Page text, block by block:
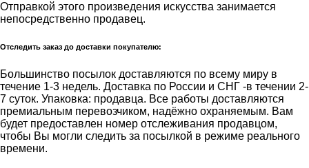
Отправкой этого произведения искусства занимается
непосредственно продавец.
Отследить заказ до доставки покупателю:
Большинство посылок доставляются по всему миру в
течение 1-3 недель. Доставка по России и СНГ -в течении 2-
7 суток. Упаковка: продавца. Все работы доставляются
премиальным перевозчиком, надёжно охраняемым. Вам
будет предоставлен номер отслеживания продавцом,
чтобы Вы могли следить за посылкой в режиме реального
времени.